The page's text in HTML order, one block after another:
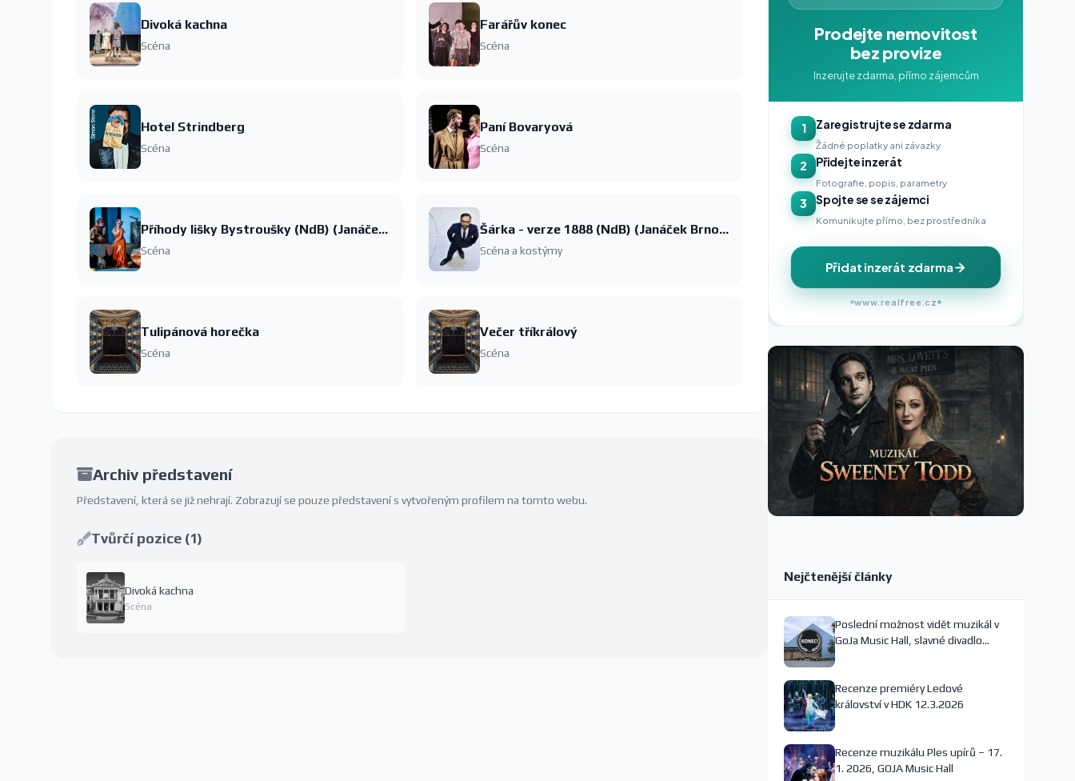
Divoká kachna
Scéna
Farářův konec
Scéna
Hotel Strindberg
Scéna
Paní Bovaryová
Scéna
Příhody lišky Bystroušky (NdB) (Janáček Brno 2026)
Scéna
Šárka - verze 1888 (NdB) (Janáček Brno 2026)
Scéna a kostýmy
Tulipánová horečka
Scéna
Večer tříkrálový
Scéna
Archiv představení
Představení, která se již nehrají. Zobrazují se pouze představení s vytvořeným profilem na tomto webu.
Tvůrčí pozice (1)
Divoká kachna
Scéna
Prodejte nemovitost
bez provize
Inzerujte zdarma, přímo zájemcům
1 Zaregistrujte se zdarma
Žádné poplatky ani závazky
2 Přidejte inzerát
Fotografie, popis, parametry
3 Spojte se se zájemci
Komunikujte přímo, bez prostředníka
Přidat inzerát zdarma
www.realfree.cz
Nejčtenější články
Poslední možnost vidět muzikál v
GoJa Music Hall, slavné divadlo
Recenze premiéry Ledové
království v HDK 12.3.2026
Recenze muzikálu Ples upírů – 17.
1. 2026, GOJA Music Hall